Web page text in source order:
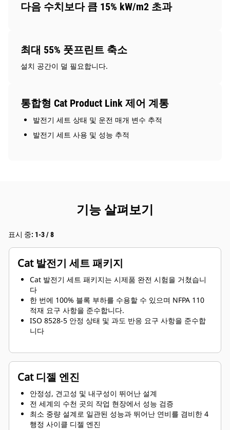
다음 수치보다 큼 15% kW/m2 초과
최대 55% 풋프린트 축소
설치 공간이 덜 필요합니다.
통합형 Cat Product Link 제어 계통
발전기 세트 상태 및 운전 매개 변수 추적
발전기 세트 사용 및 성능 추적
기능 살펴보기
표시 중: 1-3 / 8
Cat 발전기 세트 패키지
Cat 발전기 세트 패키지는 시제품 완전 시험을 거쳤습니
다
한 번에 100% 블록 부하를 수용할 수 있으며 NFPA 110
적재 요구 사항을 준수합니다.
ISO 8528-5 안정 상태 및 과도 반응 요구 사항을 준수합
니다
Cat 디젤 엔진
안정성, 견고성 및 내구성이 뛰어난 설계
전 세계의 수천 곳의 작업 현장에서 성능 검증
최소 중량 설계로 일관된 성능과 뛰어난 연비를 겸비한 4
행정 사이클 디젤 엔진